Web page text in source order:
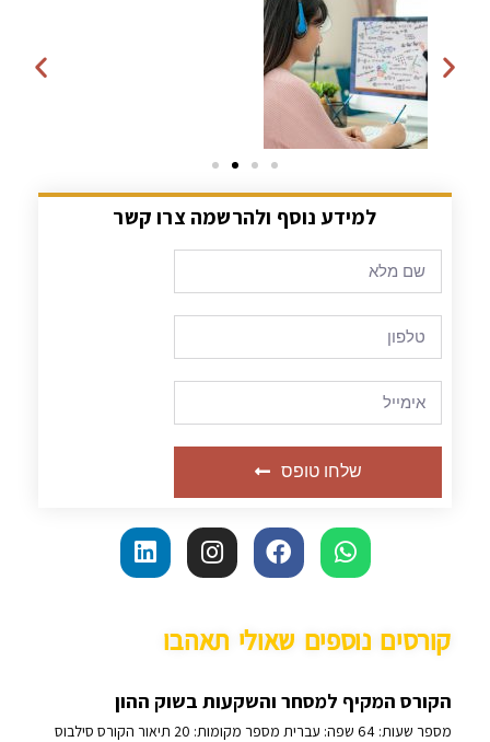
למידע נוסף ולהרשמה צרו קשר
שלחו טופס
קורסים נוספים שאולי תאהבו
הקורס המקיף למסחר והשקעות בשוק ההון
מספר שעות: 64 שפה: עברית מספר מקומות: 20 תיאור הקורס סילבוס